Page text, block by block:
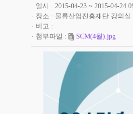
일시
2015-04-23 ~ 2015-04-24
장소
물류산업진흥재단 강의실
비고
첨부파일
SCM(4월).jpg